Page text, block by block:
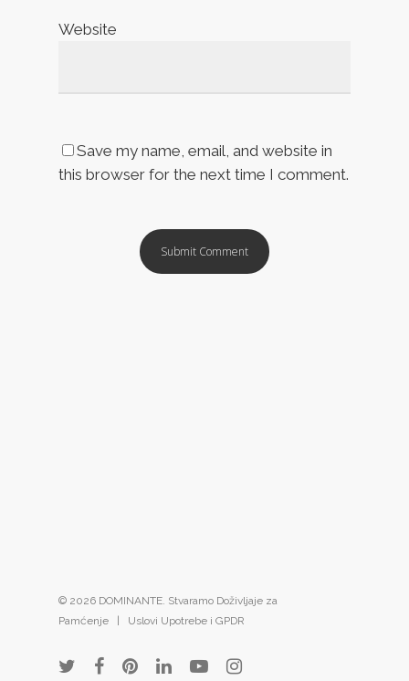
Website
Save my name, email, and website in
this browser for the next time I comment.
© 2026 DOMINANTE. Stvaramo Doživljaje za
Pamćenje | Uslovi Upotrebe i GPDR